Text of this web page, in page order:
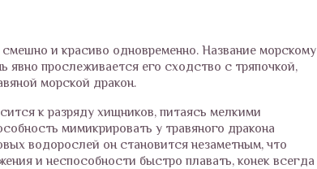
и красиво одновременно. Название морскому
прослеживается его сходство с тряпочкой,
морской дракон.
к разряду хищников, питаясь мелкими
мимикрировать у травяного дракона
водорослей он становится незаметным, что
и неспособности быстро плавать, конек всегда